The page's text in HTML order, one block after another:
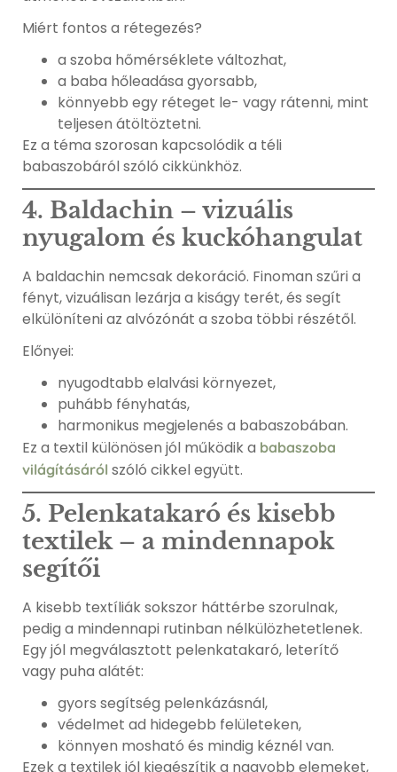
Miért fontos a rétegezés?
a szoba hőmérséklete változhat,
a baba hőleadása gyorsabb,
könnyebb egy réteget le- vagy rátenni, mint
teljesen átöltöztetni.
Ez a téma szorosan kapcsolódik a téli
babaszobáról szóló cikkünkhöz.
4. Baldachin – vizuális
nyugalom és kuckóhangulat
A baldachin nemcsak dekoráció. Finoman szűri a
fényt, vizuálisan lezárja a kiságy terét, és segít
elkülöníteni az alvózónát a szoba többi részétől.
Előnyei:
nyugodtabb elalvási környezet,
puhább fényhatás,
harmonikus megjelenés a babaszobában.
Ez a textil különösen jól működik a babaszoba
világításáról szóló cikkel együtt.
5. Pelenkatakaró és kisebb
textilek – a mindennapok
segítői
A kisebb textíliák sokszor háttérbe szorulnak,
pedig a mindennapi rutinban nélkülözhetetlenek.
Egy jól megválasztott pelenkatakaró, leterítő
vagy puha alátét:
gyors segítség pelenkázásnál,
védelmet ad hidegebb felületeken,
könnyen mosható és mindig kéznél van.
Ezek a textilek jól kiegészítik a nagyobb elemeket,